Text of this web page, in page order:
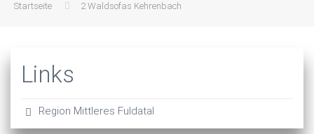
Startseite 2 Waldsofas Kehrenbach
Links
Region Mittleres Fuldatal